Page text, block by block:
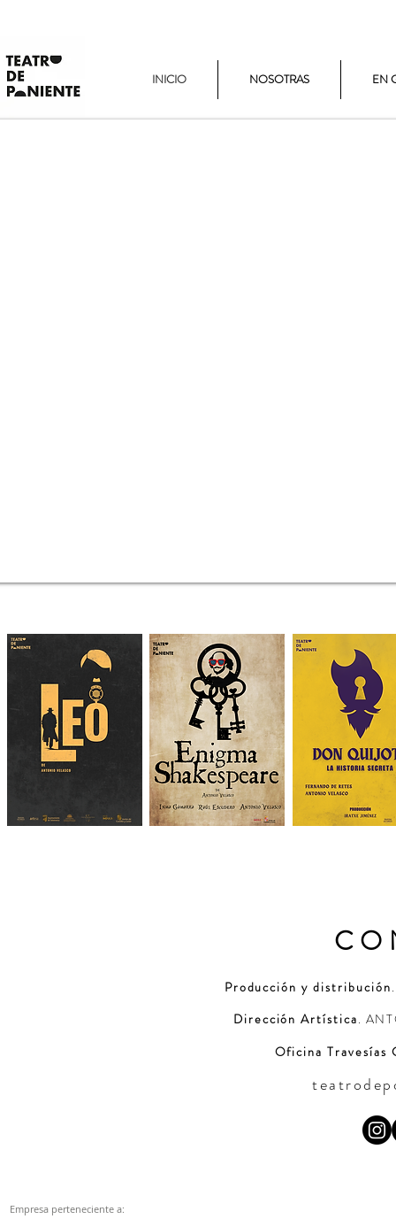
Producción y distribución.
Dirección Artística.
Oficina Travesías
INICIO NOSOTRAS EN
Empresa perteneciente a: